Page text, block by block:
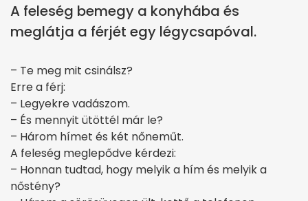
A feleség bemegy a konyhába és
meglátja a férjét egy légycsapóval.
– Te meg mit csinálsz?
Erre a férj:
– Legyekre vadászom.
– És mennyit ütöttél már le?
– Három hímet és két nőneműt.
A feleség meglepődve kérdezi:
– Honnan tudtad, hogy melyik a hím és melyik a
nőstény?